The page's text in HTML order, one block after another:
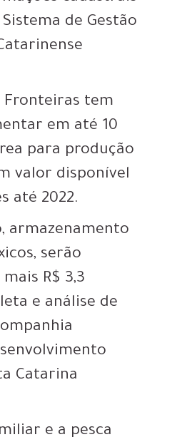
de Gestão
Fronteiras tem
em até 10
para produção
valor disponível
até 2022.
armazenamento
serão
R$ 3,3
e análise de
Catarina
e a pesca